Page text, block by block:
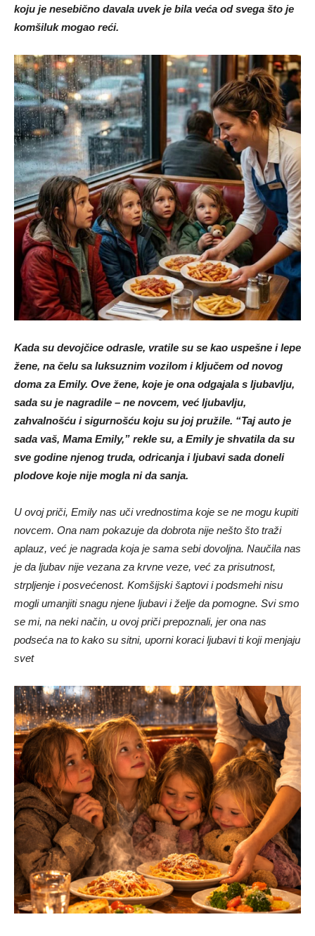
koju je nesebično davala uvek je bila veća od svega što je
komšiluk mogao reći.
Kada su devojčice odrasle, vratile su se kao uspešne i lepe
žene, na čelu sa luksuznim vozilom i ključem od novog
doma za Emily. Ove žene, koje je ona odgajala s ljubavlju,
sada su je nagradile – ne novcem, već ljubavlju,
zahvalnošću i sigurnošću koju su joj pružile. “Taj auto je
sada vaš, Mama Emily,” rekle su, a Emily je shvatila da su
sve godine njenog truda, odricanja i ljubavi sada doneli
plodove koje nije mogla ni da sanja.
U ovoj priči, Emily nas uči vrednostima koje se ne mogu kupiti
novcem. Ona nam pokazuje da dobrota nije nešto što traži
aplauz, već je nagrada koja je sama sebi dovoljna. Naučila nas
je da ljubav nije vezana za krvne veze, već za prisutnost,
strpljenje i posvećenost. Komšijski šaptovi i podsmehi nisu
mogli umanjiti snagu njene ljubavi i želje da pomogne. Svi smo
se mi, na neki način, u ovoj priči prepoznali, jer ona nas
podseća na to kako su sitni, uporni koraci ljubavi ti koji menjaju
svet